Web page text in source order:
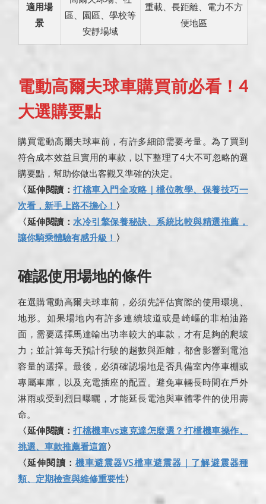
適用場
景
區、園區、學校等
安靜場域
重載、長距離、電力不方
便地區
電動高爾夫球車購買前必看！4
大選購要點
購買電動高爾夫球車前，有許多細節需要考量。為了買到
符合成本效益且實用的車款，以下整理了4大不可忽略的選
購要點，幫助你做出客觀又準確的決定。
〈延伸閱讀：打檔車入門全攻略｜檔位教學、保養技巧一
次看，新手上路不擔心！ 〉
〈延伸閱讀： 水冷引擎保養秘訣、系統比較與精選推薦，
讓你騎乘體驗有感升級！ 〉
確認使用場地的條件
在選購電動高爾夫球車前，必須先評估實際的使用環境、
地形。如果場地內有許多連續坡道或是崎嶇的非柏油路
面，需要選擇馬達輸出功率較大的車款，才有足夠的爬坡
力；並計算每天預計行駛的趟數與距離，都會影響到電池
容量的選擇。最後，必須確認場地是否具備室內停車棚或
專屬車庫，以及充電插座的配置。避免車輛長時間在戶外
淋雨或受到烈日曝曬，才能延長電池與車體零件的使用壽
命。
〈延伸閱讀：打檔機車vs速克達怎麼選？打檔機車操作、
挑選、車款推薦看這篇〉
〈延伸閱讀： 機車避震器VS檔車避震器｜了解避震器種
類、定期檢查與維修重要性〉